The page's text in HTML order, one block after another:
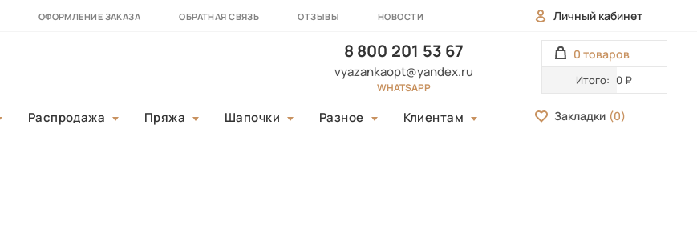
ОФОРМЛЕНИЕ ЗАКАЗА ОБРАТНАЯ СВЯЗЬ ОТЗЫВЫ НОВОСТИ Личный кабинет
8 800 201 53 67
vyazankaopt@yandex.ru
WHATSAPP
0 товаров
Итого: 0 ₽
Распродажа Пряжа Шапочки Разное Клиентам Закладки (0)